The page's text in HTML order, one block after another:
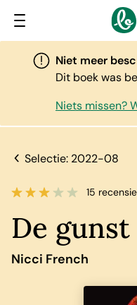
Niet meer
Dit boek was
Niets missen?
Selectie: 2022-08
15
De gunst
Nicci French